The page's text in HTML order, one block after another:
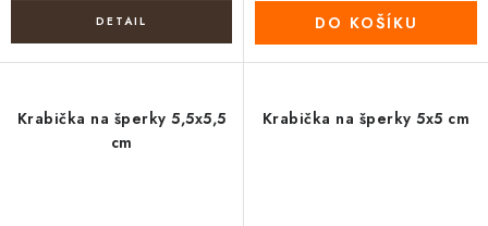
DO KOŠÍKU
Krabička na šperky 5,5x5,5
cm
Krabička na šperky 5x5 cm